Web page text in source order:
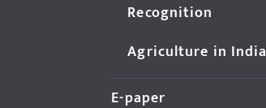
Recognition
Agriculture in India
E-paper